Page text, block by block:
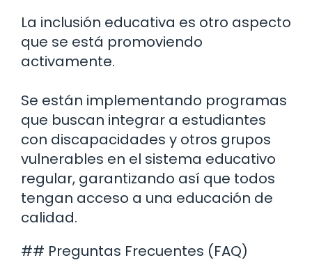
La inclusión educativa es otro aspecto
que se está promoviendo
activamente.
Se están implementando programas
que buscan integrar a estudiantes
con discapacidades y otros grupos
vulnerables en el sistema educativo
regular, garantizando así que todos
tengan acceso a una educación de
calidad.
## Preguntas Frecuentes (FAQ)